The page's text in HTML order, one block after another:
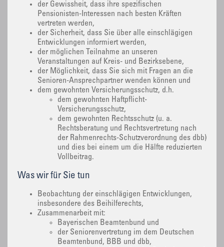
der Gewissheit, dass ihre spezifischen
Pensionisten-Interessen nach besten Kräften
vertreten werden,
der Sicherheit, dass Sie über alle einschlägigen
Entwicklungen informiert werden,
der möglichen Teilnahme an unseren
Veranstaltungen auf Kreis- und Bezirksebene,
der Möglichkeit, dass Sie sich mit Fragen an die
Senioren-Ansprechpartner wenden können und
dem gewohnten Versicherungsschutz, d.h.
dem gewohnten Haftpflicht-
Versicherungsschutz,
dem gewohnten Rechtsschutz (u. a.
Rechtsberatung und Rechtsvertretung nach
der Rahmenrechts-Schutzverordnung des dbb)
und dies bei einem um die Hälfte reduzierten
Vollbeitrag.
Was wir für Sie tun
Beobachtung der einschlägigen Entwicklungen,
insbesondere des Beihilferechts,
Zusammenarbeit mit:
Bayerischen Beamtenbund und
der Seniorenvertretung im dem Deutschen
Beamtenbund, BBB und dbb,